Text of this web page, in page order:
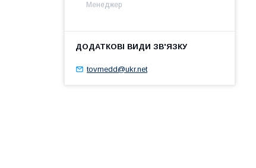
Менеджер
tovmedd@ukr.net